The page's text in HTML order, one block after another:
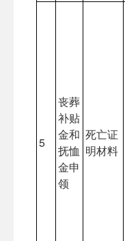
5
丧葬
补贴
金和
抚恤
金申
领
死亡证
明材料